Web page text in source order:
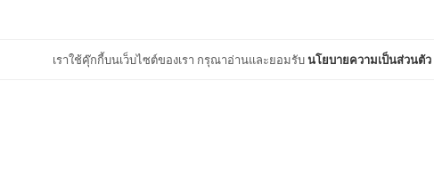
เราใช้คุ๊กกี้บนเว็บไซต์ของเรา กรุณาอ่านและยอมรับนโยบายความเป็นส่วนตัว